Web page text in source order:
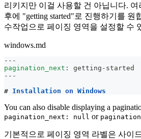
리키지만 이걸 사용할 건 아닙니다. 여
후에 "getting started"로 진행하기를 원
수작업으로 페이징 영역을 설정할 수
windows.md
---
pagination_next : getting - started
---
# Installation on Windows
You can also disable displaying a
pagination_next: null or
기본적으로 페이징 영역 라벨은 사이